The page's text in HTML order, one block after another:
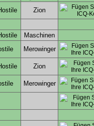
Zion
Maschinen
Merowinger
Zion
Merowinger